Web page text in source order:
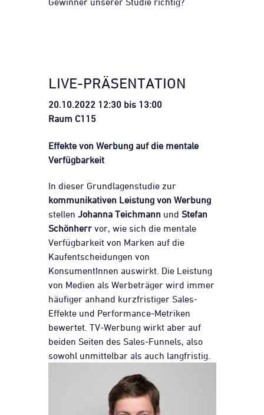
LIVE-PRÄSENTATION
20.10.2022 12:30 bis 13:00
Raum C115
Effekte von Werbung auf die mentale
Verfügbarkeit
In dieser Grundlagenstudie zur
kommunikativen Leistung von Werbung
stellen Johanna Teichmannund Stefan
Schönherrvor, wie sich die mentale
Verfügbarkeit von Marken auf die
Kaufentscheidungen von
KonsumentInnen auswirkt. Die Leistung
von Medien als Werbeträger wird immer
häufiger anhand kurzfristiger Sales-
Effekte und Performance-Metriken
bewertet. TV-Werbung wirkt aber auf
beiden Seiten des Sales-Funnels, also
sowohl unmittelbar als auch langfristig.